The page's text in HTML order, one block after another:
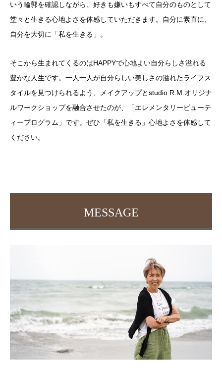
いう輪郭を確認しながら、好きも嫌いもすべて自分のものとして
堂々と生きる心地よさを体感していただきます。自分に素直に、
自分を大切に「私を生きる」。
そこから生まれてくるのはHAPPYで心地よい自分らしさ溢れる
豊かな人生です。 一人一人が自分らしい美しさの溢れたライフス
タイルを見つけられるよう、メイクアップとstudio R.M.オリジナ
ルワークショップを融合させたのが、「エレメンタリービューテ
ィープログラム」です。ぜひ「私を生きる」心地よさを体感して
ください。
MESSAGE